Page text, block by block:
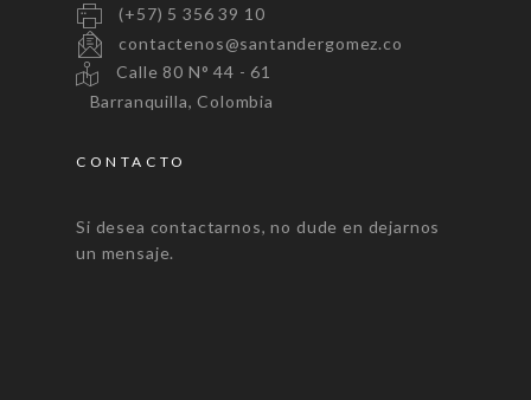
(+57) 5 356 39 10
contactenos@santandergomez.co
Calle 80 N° 44 - 61
Barranquilla, Colombia
CONTACTO
Si desea contactarnos, no dude en dejarnos
un mensaje.